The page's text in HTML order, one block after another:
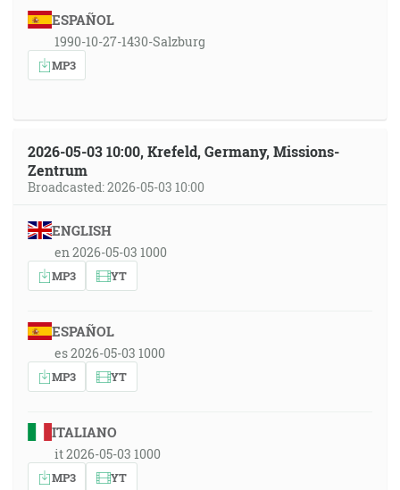
ESPAÑOL
1990-10-27-1430-Salzburg
MP3
2026-05-03 10:00, Krefeld, Germany, Missions-
Zentrum
Broadcasted: 2026-05-03 10:00
ENGLISH
en 2026-05-03 1000
MP3 YT
ESPAÑOL
es 2026-05-03 1000
MP3 YT
ITALIANO
it 2026-05-03 1000
MP3 YT